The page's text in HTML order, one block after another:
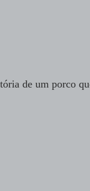
de um porco